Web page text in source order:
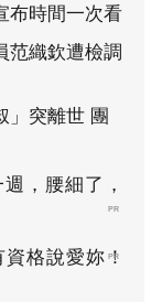
布時間一次看
范織欽遭檢調
」突離世 團
，腰細了，
PR
格說愛妳！
PR